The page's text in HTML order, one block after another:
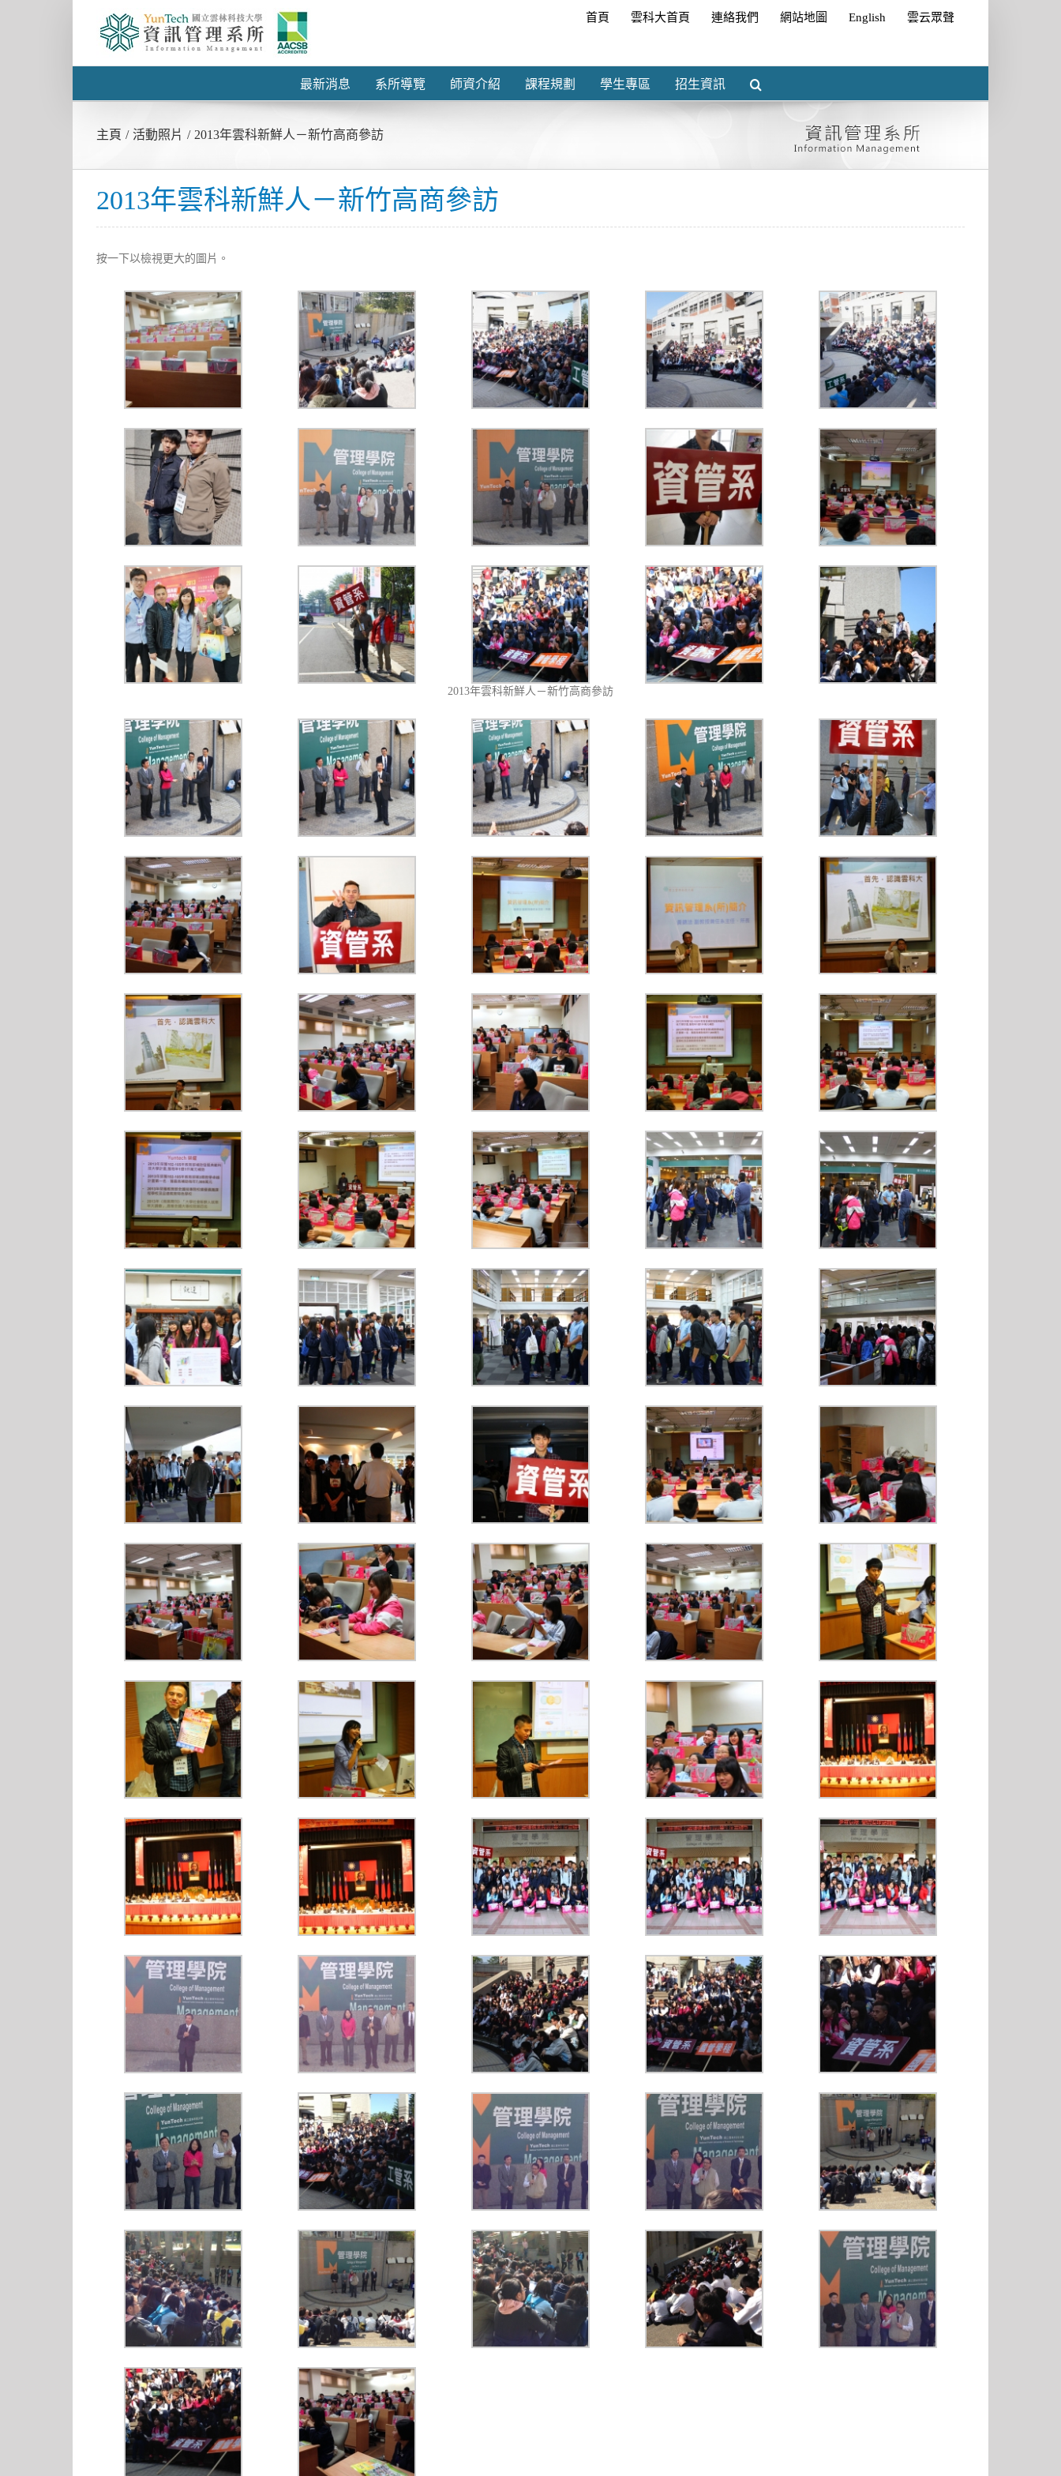
首頁 雲科大首頁 連絡我們 網站地圖 English 雲云眾聲
最新消息 系所導覽 師資介紹 課程規劃 學生專區 招生資訊
主頁 / 活動照片 / 2013年雲科新鮮人－新竹高商參訪
2013年雲科新鮮人－新竹高商參訪
按一下以檢視更大的圖片。
2013年雲科新鮮人－新竹高商參訪